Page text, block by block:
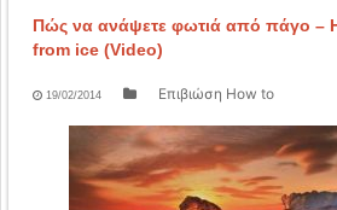
Πώς να ανάψετε φωτιά από πάγο –
from ice (Video)
19/02/2014 Επιβιώση How to